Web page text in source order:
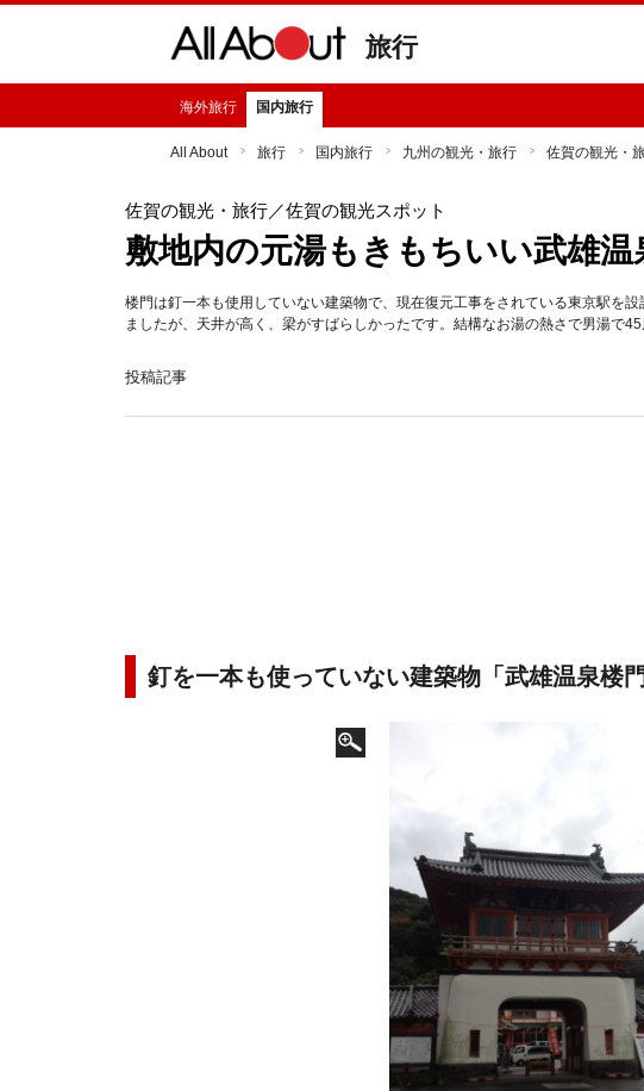
旅行
海外旅行 国内旅行
All About 旅行 国内旅行 九州の観光・旅行 佐賀の観光・
佐賀の観光・旅行／佐賀の観光スポット
敷地内の元湯もきもちいい武雄温
楼門は釘一本も使用していない建築物で、現在復元工事をされている東京駅を
ましたが、天井が高く、梁がすばらしかったです。結構なお湯の熱さで男湯で
投稿記事
釘を一本も使っていない建築物「武雄温泉楼